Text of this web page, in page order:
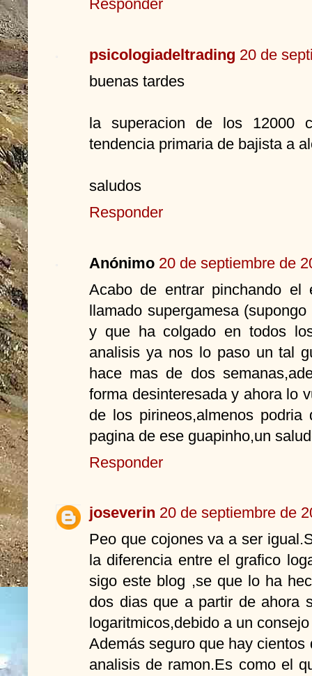
Responder
psicologiadeltrading 20 de
buenas tardes
la superacion de los 12000
tendencia primaria de bajista a
saludos
Responder
Anónimo 20 de septiembre de
Acabo de entrar pinchando el
llamado supergamesa
y que ha colgado en todos
analisis ya nos lo paso un tal
hace mas de dos
forma desinteresada y ahora lo
de los pirineos,almenos
pagina de ese guapinho,un
Responder
joseverin 20 de septiembre de
Peo que cojones va a ser
la diferencia entre el grafico
sigo este blog ,se que lo ha
dos dias que a partir de ahora
logaritmicos,debido a un
Además seguro que hay
analisis de ramon.Es como el